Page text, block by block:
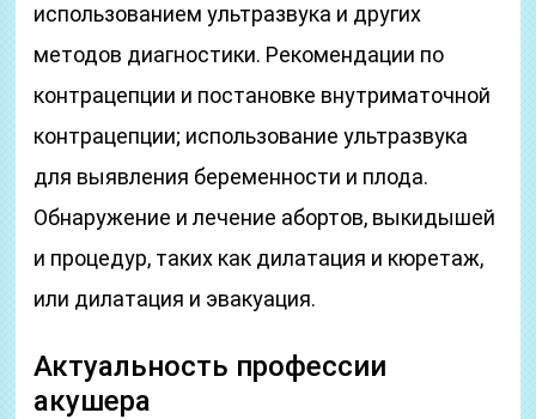
использованием ультразвука и других
методов диагностики. Рекомендации по
контрацепции и постановке внутриматочной
контрацепции; использование ультразвука
для выявления беременности и плода.
Обнаружение и лечение абортов, выкидышей
и процедур, таких как дилатация и кюретаж,
или дилатация и эвакуация.
Актуальность профессии
акушера